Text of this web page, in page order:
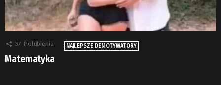
37 Polubienia NAJLEPSZE DEMOTYWATORY
Matematyka